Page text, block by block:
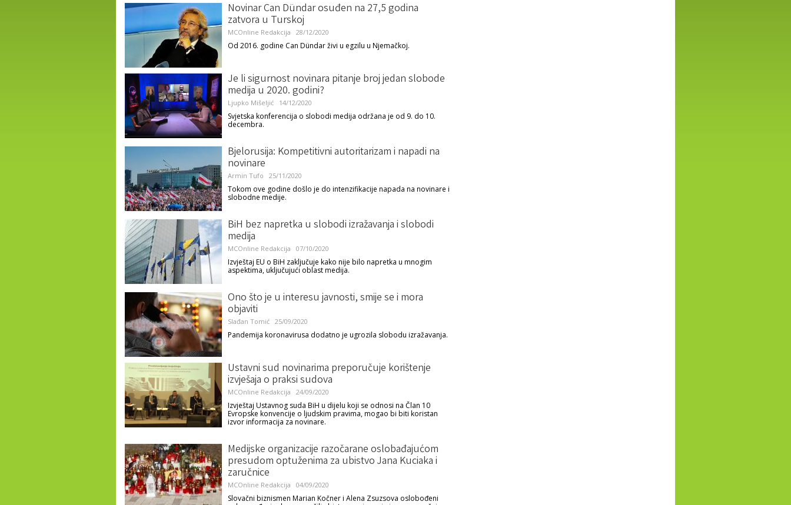
Novinar Can Dündar osuđen na 27,5 godina
zatvora u Turskoj
MCOnline Redakcija 28/12/2020
Od 2016. godine Can Dündar živi u egzilu u Njemačkoj.
Je li sigurnost novinara pitanje broj jedan slobode
medija u 2020. godini?
Ljupko Mišeljić 14/12/2020
Svjetska konferencija o slobodi medija održana je od 9. do 10.
decembra.
Bjelorusija: Kompetitivni autoritarizam i napadi na
novinare
Armin Tufo 25/11/2020
Tokom ove godine došlo je do intenzifikacije napada na novinare i
slobodne medije.
BiH bez napretka u slobodi izražavanja i slobodi
medija
MCOnline Redakcija 07/10/2020
Izvještaj EU o BiH zaključuje kako nije bilo napretka u mnogim
aspektima, uključujući oblast medija.
Ono što je u interesu javnosti, smije se i mora
objaviti
Slađan Tomić 25/09/2020
Pandemija koronavirusa dodatno je ugrozila slobodu izražavanja.
Ustavni sud novinarima preporučuje korištenje
izvješaja o praksi sudova
MCOnline Redakcija 24/09/2020
Izvještaj Ustavnog suda BiH u dijelu koji se odnosi na Član 10
Evropske konvencije o ljudskim pravima, mogao bi biti koristan
izvor informacija za novinare.
Medijske organizacije razočarane oslobađajućom
presudom optuženima za ubistvo Jana Kuciaka i
zaručnice
MCOnline Redakcija 04/09/2020
Slovačni biznismen Marian Kočner i Alena Zsuzsova oslobođeni